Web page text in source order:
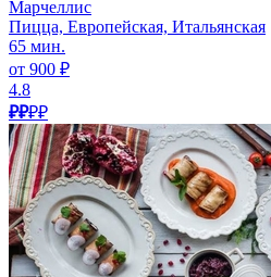
Марчеллис
Пицца, Европейская, Итальянская
65 мин.
от 900 ₽
4.8
₽₽₽₽